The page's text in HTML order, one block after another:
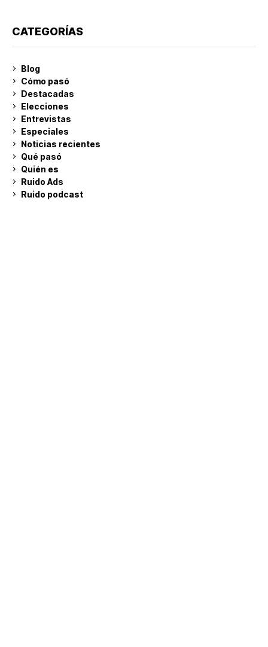
CATEGORÍAS
Blog
Cómo pasó
Destacadas
Elecciones
Entrevistas
Especiales
Noticias recientes
Qué pasó
Quién es
Ruido Ads
Ruido podcast